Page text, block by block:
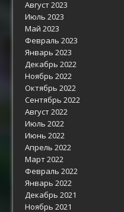
Август 2023
Июль 2023
Май 2023
Февраль 2023
Январь 2023
Декабрь 2022
Ноябрь 2022
Октябрь 2022
Сентябрь 2022
Август 2022
Июль 2022
Июнь 2022
Апрель 2022
Март 2022
Февраль 2022
Январь 2022
Декабрь 2021
Ноябрь 2021